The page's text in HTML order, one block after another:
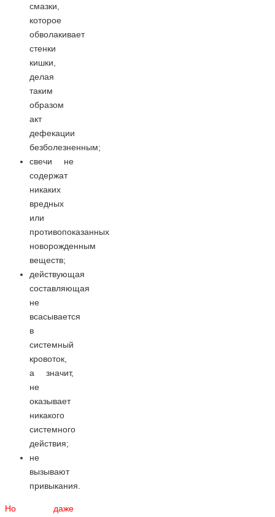
смазки,
которое
обволакивает
стенки
кишки,
делая
таким
образом
акт
дефекации
безболезненным;
свечи не
содержат
никаких
вредных
или
противопоказанных
новорожденным
веществ;
действующая
составляющая
не
всасывается
в
системный
кровоток,
а значит,
не
оказывает
никакого
системного
действия;
не
вызывают
привыкания.
Но даже